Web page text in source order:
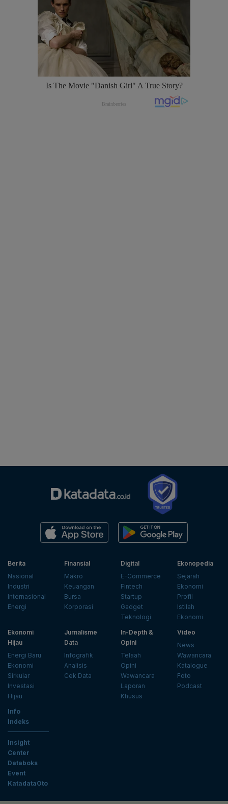
Berita
Nasional
Industri
Internasional
Energi
Finansial
Makro
Keuangan
Bursa
Korporasi
Digital
E-Commerce
Fintech
Startup
Gadget
Teknologi
Ekonopedia
Sejarah
Ekonomi
Profil
Istilah
Ekonomi
Ekonomi
Hijau
Energi Baru
Ekonomi
Sirkular
Investasi
Hijau
Jurnalisme
Data
Infografik
Analisis
Cek Data
In-Depth &
Opini
Telaah
Opini
Wawancara
Laporan
Khusus
Video
News
Wawancara
Katalogue
Foto
Podcast
Info
Indeks
Insight
Center
Databoks
Event
KatadataOto